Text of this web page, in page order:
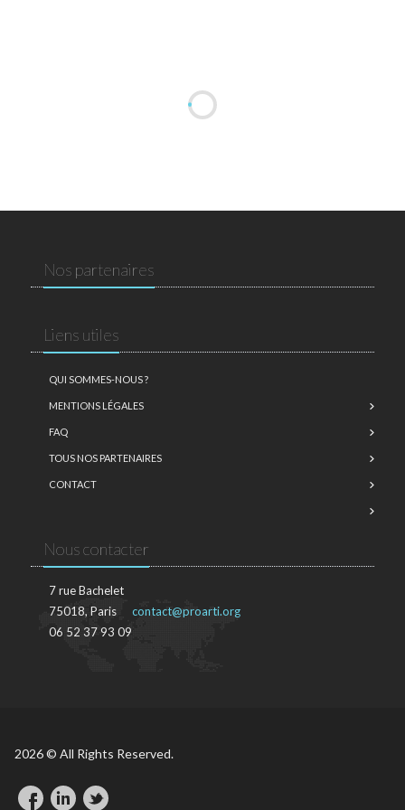
Nos partenaires
Liens utiles
QUI SOMMES-NOUS ?
MENTIONS LÉGALES
FAQ
TOUS NOS PARTENAIRES
CONTACT
Nous contacter
7 rue Bachelet
75018, Paris
06 52 37 93 09
contact@proarti.org
2026 © All Rights Reserved.